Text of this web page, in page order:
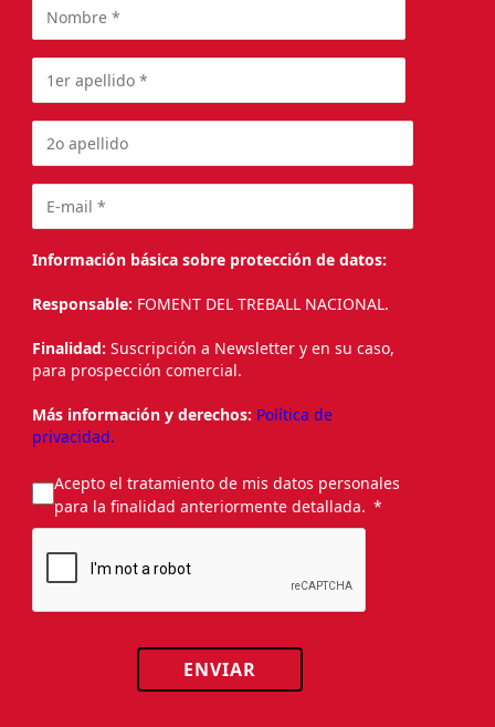
Información básica sobre protección de datos:
Responsable: FOMENT DEL TREBALL NACIONAL.
Finalidad: Suscripción a Newsletter y en su caso,
para prospección comercial.
Más información y derechos: Política de
privacidad.
Acepto el tratamiento de mis datos personales
para la finalidad anteriormente detallada.
ENVIAR